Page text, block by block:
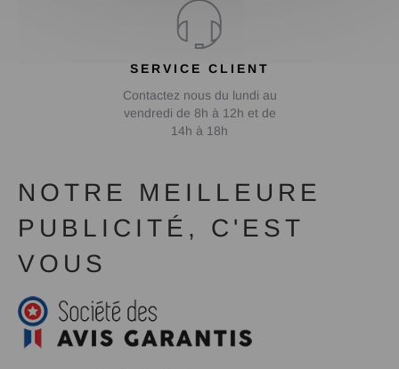
SERVICE CLIENT
Contactez nous du lundi au
vendredi de 8h à 12h et de
14h à 18h
NOTRE MEILLEURE
PUBLICITÉ, C'EST
VOUS